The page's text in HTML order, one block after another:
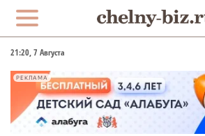
21:20, 7 Августа
РЕКЛАМА